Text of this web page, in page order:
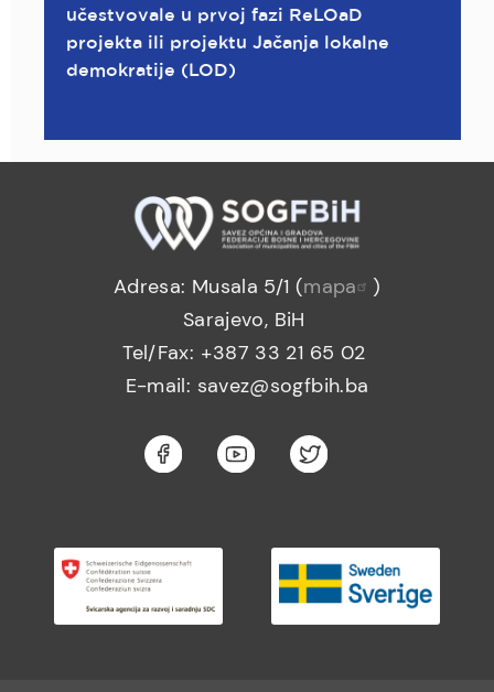
učestvovale u prvoj fazi ReLOaD
projekta ili projektu Jačanja lokalne
demokratije (LOD)
Adresa: Musala 5/1 (mapa
)
Sarajevo, BiH
Tel/Fax: +387 33 21 65 02
E-mail: savez@sogfbih.ba